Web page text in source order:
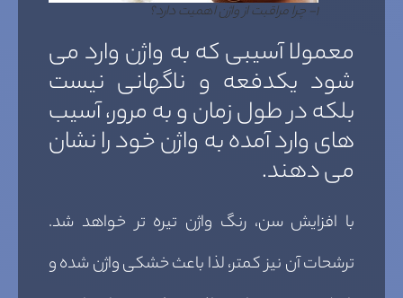
۱- چرا مراقبت از واژن اهمیت دارد؟
معمولا آسیبی که به واژن وارد می
شود یکدفعه و ناگهانی نیست
بلکه در طول زمان و به مرور، آسیب
های وارد آمده به واژن خود را نشان
می دهند.
با افزایش سن، رنگ واژن تیره تر خواهد شد.
ترشحات آن نیز کمتر، لذا باعث خشکی واژن شده و